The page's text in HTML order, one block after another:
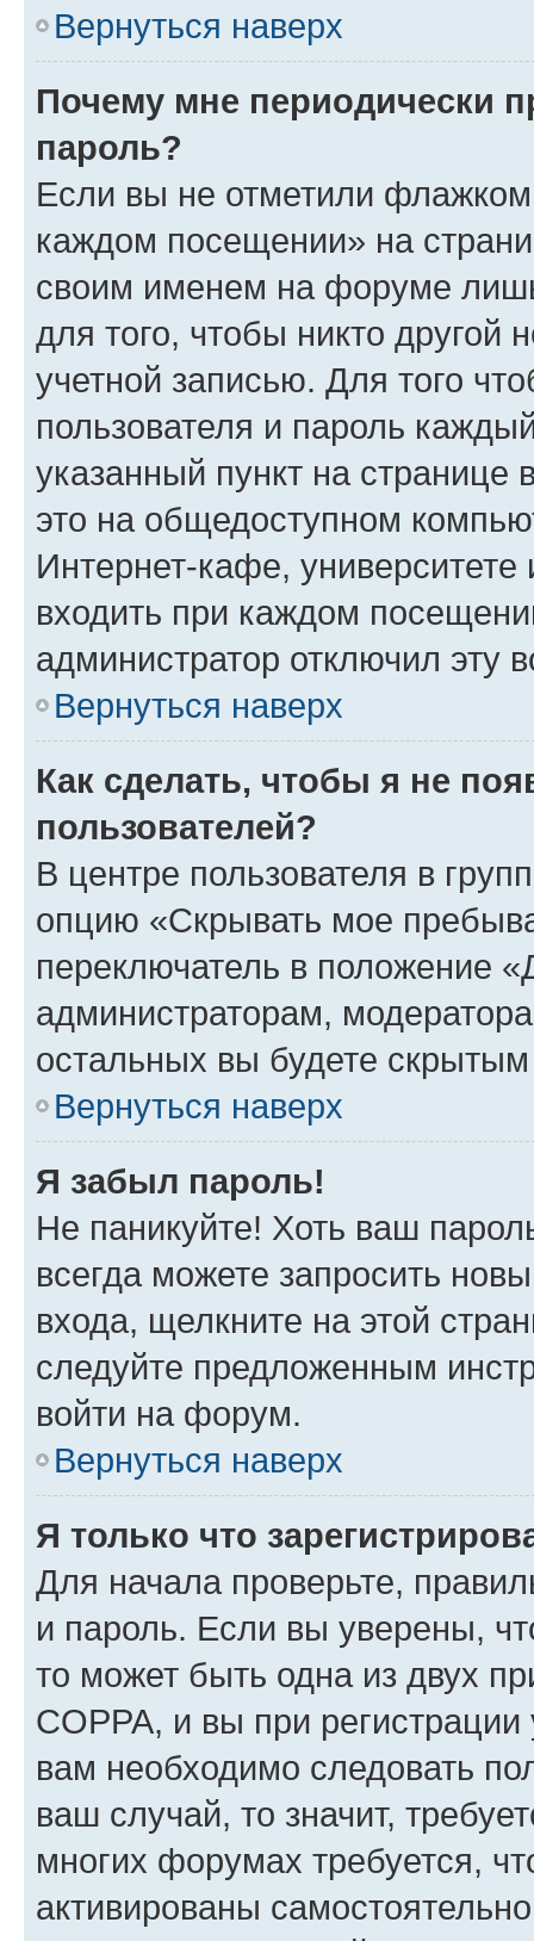
Вернуться наверх
Почему мне периодически
пароль?
Если вы не отметили флажком
каждом посещении» на
своим именем на форуме
для того, чтобы никто другой
учетной записью. Для того
пользователя и пароль
указанный пункт на
это на общедоступном
Интернет-кафе, университете
входить при каждом
администратор отключил эту
Вернуться наверх
Как сделать, чтобы я не
пользователей?
В центре пользователя в
опцию «Скрывать мое
переключатель в положение
администраторам,
остальных вы будете
Вернуться наверх
Я забыл пароль!
Не паникуйте! Хоть ваш
всегда можете запросить
входа, щелкните на этой
следуйте предложенным
войти на форум.
Вернуться наверх
Я только что
Для начала проверьте,
и пароль. Если вы уверены,
то может быть одна из двух
COPPA, и вы при
вам необходимо следовать
ваш случай, то значит,
многих форумах требуется,
активированы